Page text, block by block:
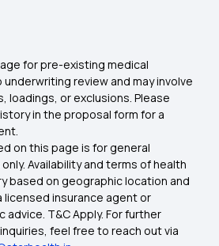
for pre-existing medical
review and may involve
loadings, or exclusions. Please
in the proposal form for a
on this page is for general
Availability and terms of health
based on geographic location and
insurance agent or
T&C Apply. For further
feel free to reach out via